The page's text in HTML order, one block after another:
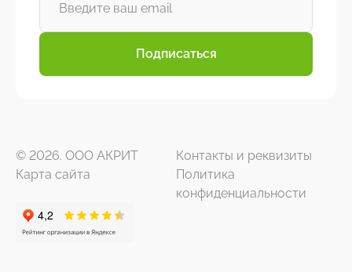
Подписаться
© 2026. ООО АКРИТ
Контакты и реквизиты
Карта сайта
Политика
конфиденциальности